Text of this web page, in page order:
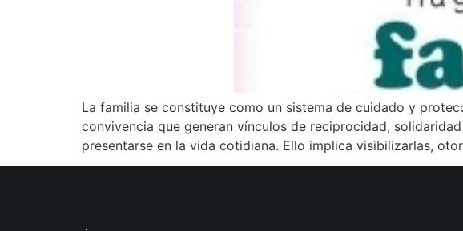
La familia se constituye como un sistema de cuidado y
convivencia que generan vínculos de reciprocidad,
presentarse en la vida cotidiana. Ello implica visibilizarlas,